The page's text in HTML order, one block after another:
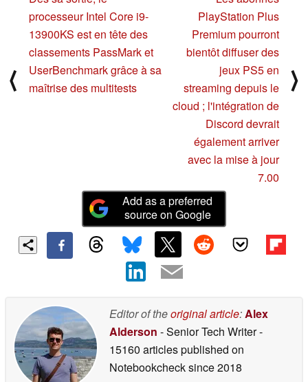
⟨
processeur Intel Core i9-
13900KS est en tête des
classements PassMark et
UserBenchmark grâce à sa
maîtrise des multitests
PlayStation Plus
Premium pourront
bientôt diffuser des
jeux PS5 en
streaming depuis le
cloud ; l'intégration de
Discord devrait
également arriver
avec la mise à jour
7.00
⟩
Add as a preferred
source on Google
Editor of theoriginal article:Alex
Alderson - Senior Tech Writer-
15160 articles published on
Notebookchecksince 2018